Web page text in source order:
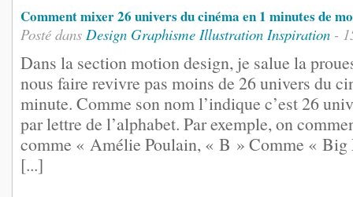
Comment mixer 26 univers du cinéma en 1 minutes de
Posté dans Design Graphisme Illustration Inspiration -
Dans la section motion design, je salue la
nous faire revivre pas moins de 26 univers du
minute. Comme son nom l’indique c’est 26
par lettre de l’alphabet. Par exemple, on
comme « Amélie Poulain, « B » Comme «
[...]